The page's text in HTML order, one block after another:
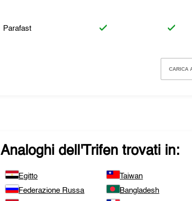
Parafast
CARICA
Analoghi dell'Trifen trovati in:
Egitto Taiwan
Federazione Russa
Bangladesh